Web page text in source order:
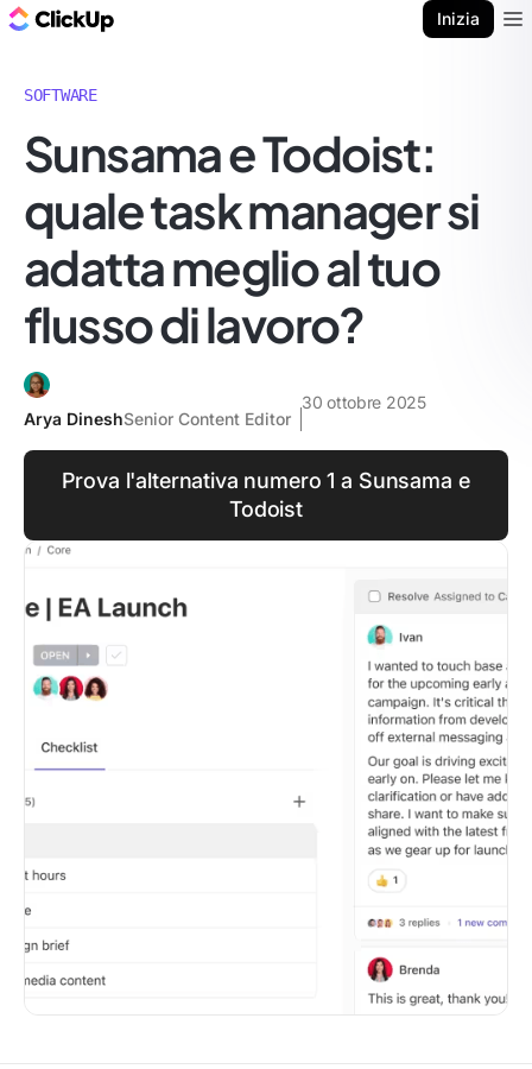
Inizia
SOFTWARE
Sunsama e Todoist:
quale task manager si
adatta meglio al tuo
flusso di lavoro?
Arya DineshSenior Content Editor
30 ottobre 2025
Prova l'alternativa numero 1 a Sunsama e
Todoist